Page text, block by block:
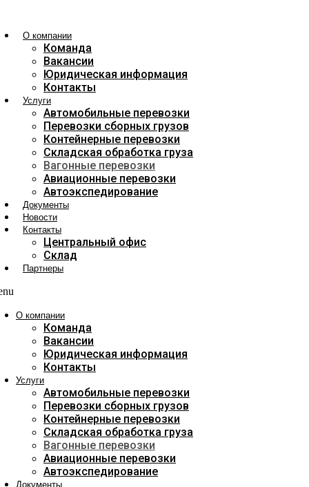
О компании
Команда
Вакансии
Юридическая информация
Контакты
Услуги
Автомобильные перевозки
Перевозки сборных грузов
Контейнерные перевозки
Складская обработка груза
Вагонные перевозки
Авиационные перевозки
Автоэкспедирование
Документы
Новости
Контакты
Центральный офис
Склад
Партнеры
О компании
Команда
Вакансии
Юридическая информация
Контакты
Услуги
Автомобильные перевозки
Перевозки сборных грузов
Контейнерные перевозки
Складская обработка груза
Вагонные перевозки
Авиационные перевозки
Автоэкспедирование
Документы